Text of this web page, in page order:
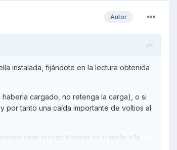
Autor
instalada, fijándote en la lectura obtenida
cargado, no retenga la carga), o si
por tanto una caída importante de voltios al
unas pinzas y hacer un puente a la